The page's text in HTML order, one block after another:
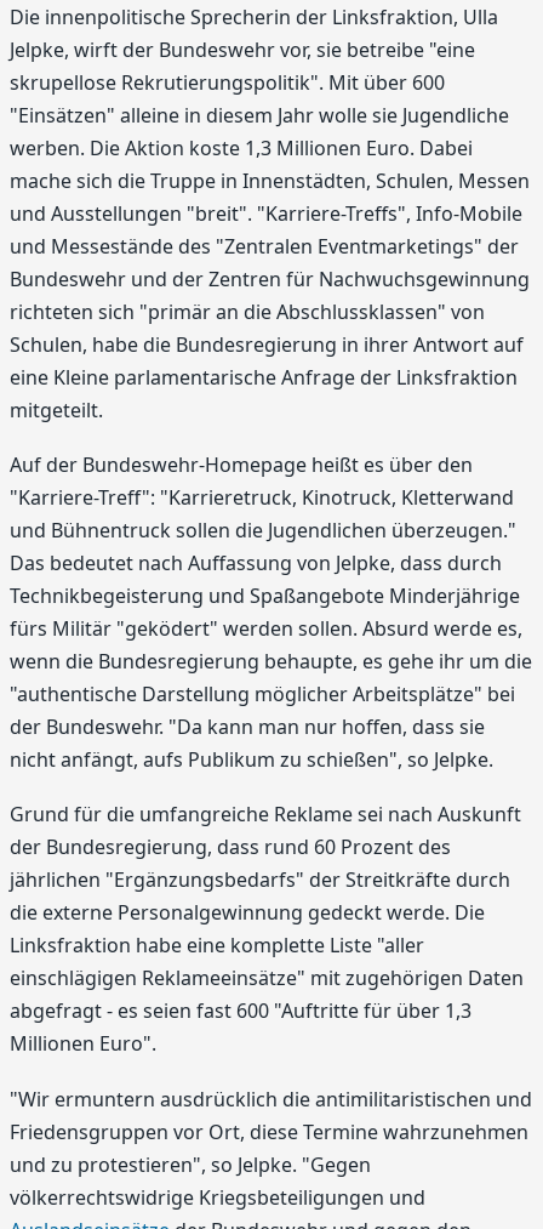
Die innenpolitische Sprecherin der Linksfraktion, Ulla
Jelpke, wirft der Bundeswehr vor, sie betreibe "eine
skrupellose Rekrutierungspolitik". Mit über 600
"Einsätzen" alleine in diesem Jahr wolle sie Jugendliche
werben. Die Aktion koste 1,3 Millionen Euro. Dabei
mache sich die Truppe in Innenstädten, Schulen, Messen
und Ausstellungen "breit". "Karriere-Treffs", Info-Mobile
und Messestände des "Zentralen Eventmarketings" der
Bundeswehr und der Zentren für Nachwuchsgewinnung
richteten sich "primär an die Abschlussklassen" von
Schulen, habe die Bundesregierung in ihrer Antwort auf
eine Kleine parlamentarische Anfrage der Linksfraktion
mitgeteilt.
Auf der Bundeswehr-Homepage heißt es über den
"Karriere-Treff": "Karrieretruck, Kinotruck, Kletterwand
und Bühnentruck sollen die Jugendlichen überzeugen."
Das bedeutet nach Auffassung von Jelpke, dass durch
Technikbegeisterung und Spaßangebote Minderjährige
fürs Militär "geködert" werden sollen. Absurd werde es,
wenn die Bundesregierung behaupte, es gehe ihr um die
"authentische Darstellung möglicher Arbeitsplätze" bei
der Bundeswehr. "Da kann man nur hoffen, dass sie
nicht anfängt, aufs Publikum zu schießen", so Jelpke.
Grund für die umfangreiche Reklame sei nach Auskunft
der Bundesregierung, dass rund 60 Prozent des
jährlichen "Ergänzungsbedarfs" der Streitkräfte durch
die externe Personalgewinnung gedeckt werde. Die
Linksfraktion habe eine komplette Liste "aller
einschlägigen Reklameeinsätze" mit zugehörigen Daten
abgefragt - es seien fast 600 "Auftritte für über 1,3
Millionen Euro".
"Wir ermuntern ausdrücklich die antimilitaristischen und
Friedensgruppen vor Ort, diese Termine wahrzunehmen
und zu protestieren", so Jelpke. "Gegen
völkerrechtswidrige Kriegsbeteiligungen und